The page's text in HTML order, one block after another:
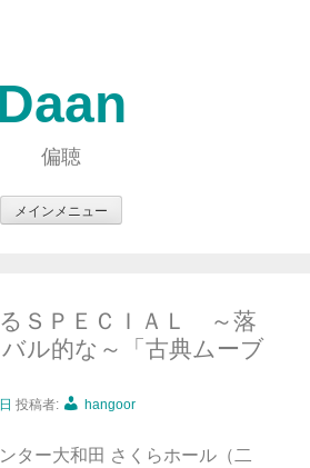
Daan
偏聴
メインメニュー
ＳＰＥＣＩＡＬ ～落
ル的な～「古典ムーブ
投稿者: hangoor
ター大和田 さくらホール（二